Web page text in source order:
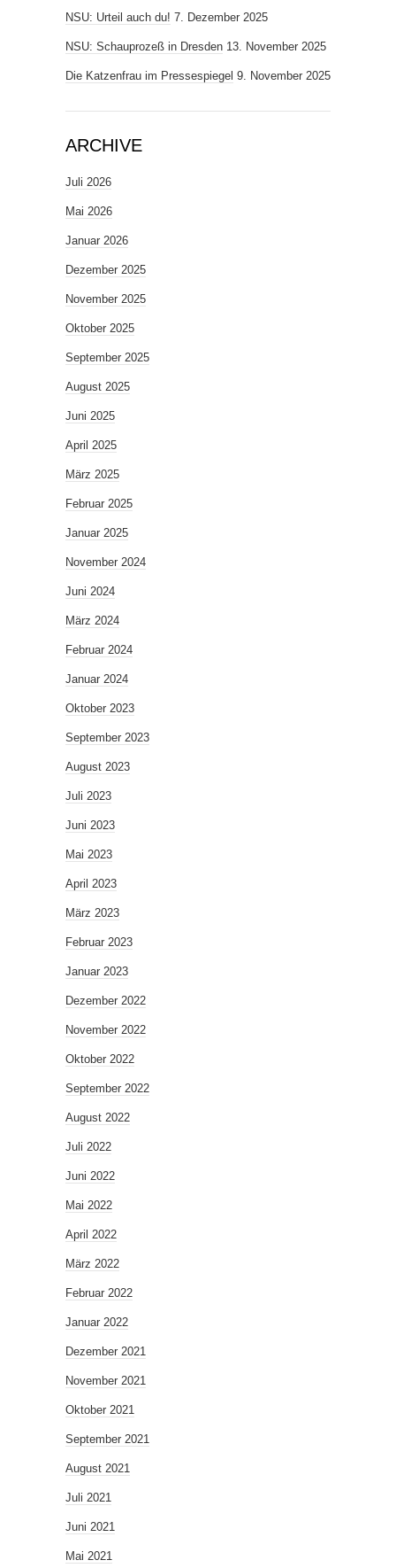
NSU: Urteil auch du! 7. Dezember 2025
NSU: Schauprozeß in Dresden 13. November 2025
Die Katzenfrau im Pressespiegel 9. November 2025
ARCHIVE
Juli 2026
Mai 2026
Januar 2026
Dezember 2025
November 2025
Oktober 2025
September 2025
August 2025
Juni 2025
April 2025
März 2025
Februar 2025
Januar 2025
November 2024
Juni 2024
März 2024
Februar 2024
Januar 2024
Oktober 2023
September 2023
August 2023
Juli 2023
Juni 2023
Mai 2023
April 2023
März 2023
Februar 2023
Januar 2023
Dezember 2022
November 2022
Oktober 2022
September 2022
August 2022
Juli 2022
Juni 2022
Mai 2022
April 2022
März 2022
Februar 2022
Januar 2022
Dezember 2021
November 2021
Oktober 2021
September 2021
August 2021
Juli 2021
Juni 2021
Mai 2021